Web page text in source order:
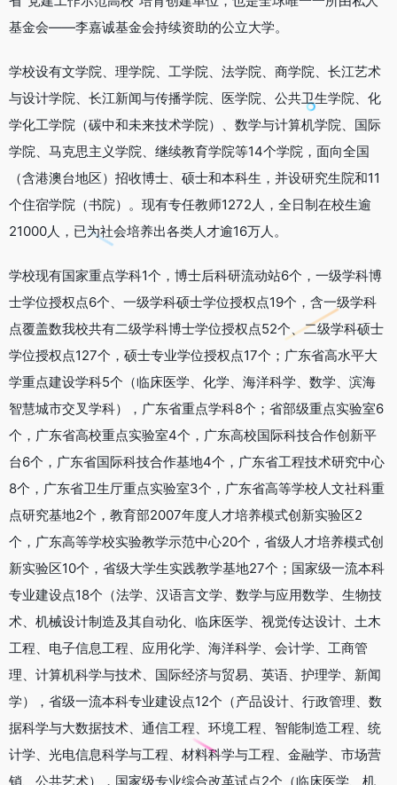
基金会——李嘉诚基金会持续资助的公立大学。
学校设有文学院、理学院、工学院、法学院、商学院、长江艺术
与设计学院、长江新闻与传播学院、医学院、公共卫生学院、化
学化工学院（碳中和未来技术学院）、数学与计算机学院、国际
学院、马克思主义学院、继续教育学院等14个学院，面向全国
（含港澳台地区）招收博士、硕士和本科生，并设研究生院和11
个住宿学院（书院）。现有专任教师1272人，全日制在校生逾
21000人，已为社会培养出各类人才逾16万人。
学校现有国家重点学科1个，博士后科研流动站6个，一级学科博
士学位授权点6个、一级学科硕士学位授权点19个，含一级学科
点覆盖数我校共有二级学科博士学位授权点52个、二级学科硕士
学位授权点127个，硕士专业学位授权点17个；广东省高水平大
学重点建设学科5个（临床医学、化学、海洋科学、数学、滨海
智慧城市交叉学科），广东省重点学科8个；省部级重点实验室6
个，广东省高校重点实验室4个，广东高校国际科技合作创新平
台6个，广东省国际科技合作基地4个，广东省工程技术研究中心
8个，广东省卫生厅重点实验室3个，广东省高等学校人文社科重
点研究基地2个，教育部2007年度人才培养模式创新实验区2
个，广东高等学校实验教学示范中心20个，省级人才培养模式创
新实验区10个，省级大学生实践教学基地27个；国家级一流本科
专业建设点18个（法学、汉语言文学、数学与应用数学、生物技
术、机械设计制造及其自动化、临床医学、视觉传达设计、土木
工程、电子信息工程、应用化学、海洋科学、会计学、工商管
理、计算机科学与技术、国际经济与贸易、英语、护理学、新闻
学），省级一流本科专业建设点12个（产品设计、行政管理、数
据科学与大数据技术、通信工程、环境工程、智能制造工程、统
计学、光电信息科学与工程、材料科学与工程、金融学、市场营
销、公共艺术），国家级专业综合改革试点2个（临床医学、机